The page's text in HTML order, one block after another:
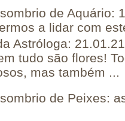
de Aquário:
a lidar com
Astróloga:
tudo são flores!
mas também ...
de Peixes: